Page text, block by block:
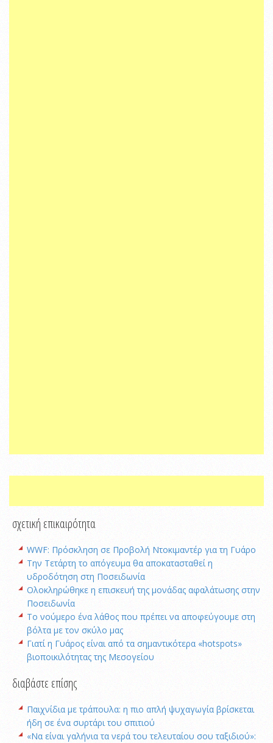
σχετική επικαιρότητα
WWF: Πρόσκληση σε Προβολή Ντοκιμαντέρ για τη Γυάρο
Την Τετάρτη το απόγευμα θα αποκατασταθεί η
υδροδότηση στη Ποσειδωνία
Oλοκληρώθηκε η επισκευή της μονάδας αφαλάτωσης στην
Ποσειδωνία
Το νούμερο ένα λάθος που πρέπει να αποφεύγουμε στη
βόλτα με τον σκύλο μας
Γιατί η Γυάρος είναι από τα σημαντικότερα «hotspots»
βιοποικιλότητας της Μεσογείου
διαβάστε επίσης
Παιχνίδια με τράπουλα: η πιο απλή ψυχαγωγία βρίσκεται
ήδη σε ένα συρτάρι του σπιτιού
«Να είναι γαλήνια τα νερά του τελευταίου σου ταξιδιού»: